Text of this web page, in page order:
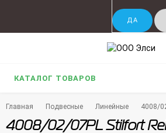
КАТАЛОГ ТОВАРОВ
Главная Подвесные Линейные 4008/
4008/02/07PL Stilfort